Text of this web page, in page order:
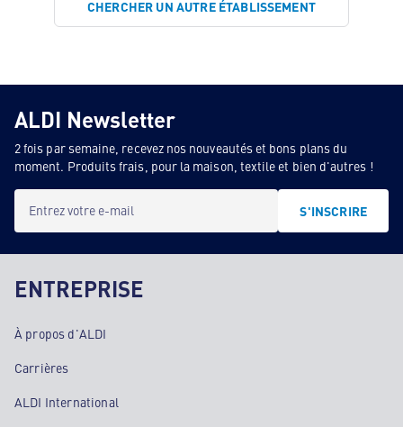
CHERCHER UN AUTRE ÉTABLISSEMENT
ALDI Newsletter
2 fois par semaine, recevez nos nouveautés et bons plans du
moment. Produits frais, pour la maison, textile et bien d'autres !
Entrez votre e-mail S'INSCRIRE
ENTREPRISE
À propos d'ALDI
Carrières
ALDI International